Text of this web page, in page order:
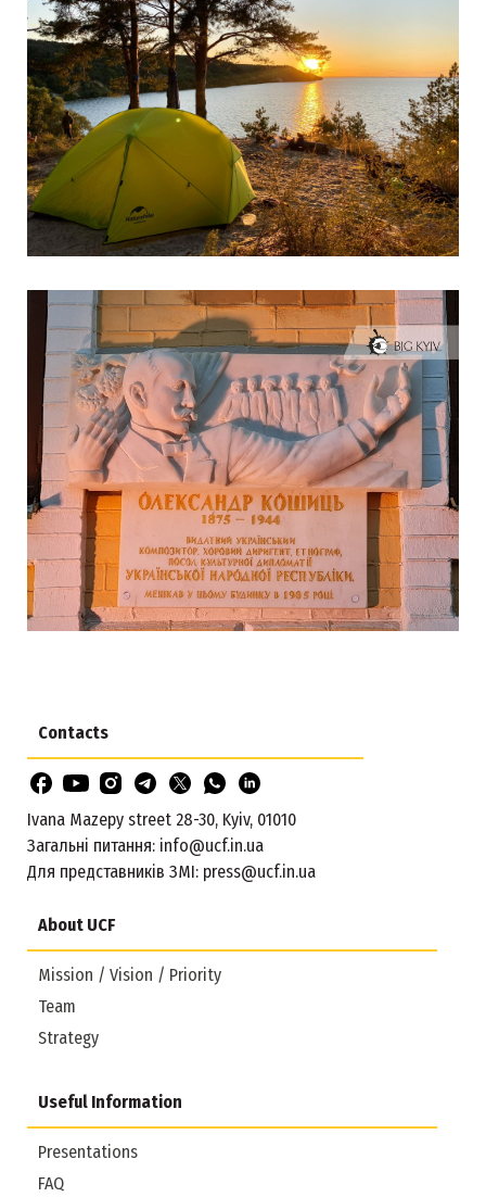
About UCF
Mission / Vision / Priority
Team
Strategy
Useful Information
Presentations
FAQ
Contacts
Ivana Mazepy street 28-30, Kyiv, 01010
Загальні питання: info@ucf.in.ua
Для представників ЗМІ: press@ucf.in.ua